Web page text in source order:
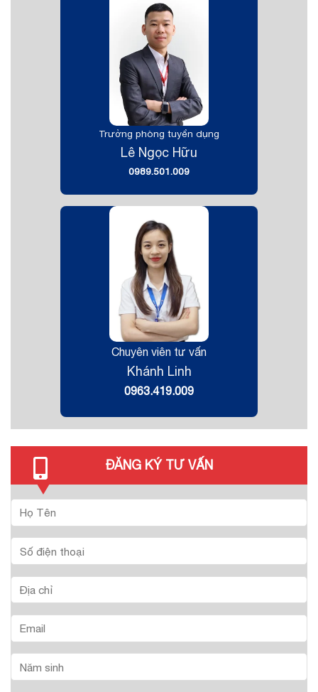
Trưởng phòng tuyển dụng
Lê Ngọc Hữu
0989.501.009
Chuyên viên tư vấn
Khánh Linh
0963.419.009
ĐĂNG KÝ TƯ VẤN